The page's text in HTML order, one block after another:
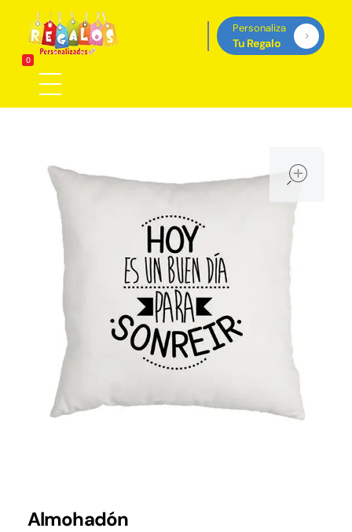
Tienda de regalos personalizados en Panama, perfectos para cada ocasión.
Personaliza
Tu Regalo
0
Almohadón